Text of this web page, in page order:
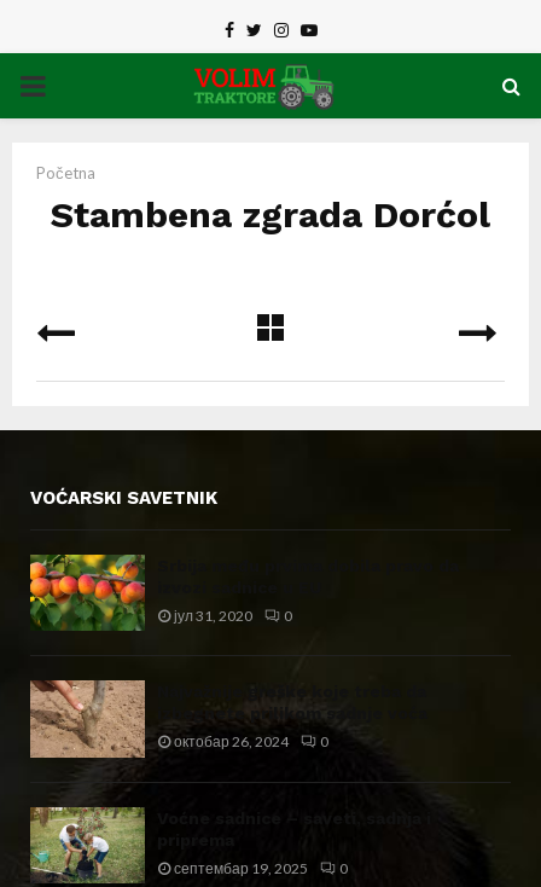
Facebook
TwitterInstagram
Youtube
PRIMARY
Početna
Stambena zgrada Dorćol
VOĆARSKI SAVETNIK
јул 31, 2020 0
izbegnete prilikom sadnje voća
октобар 26, 2024 0
септембар 19, 2025 0